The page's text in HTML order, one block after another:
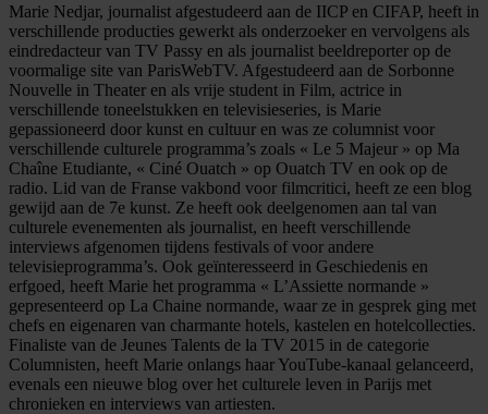
Marie Nedjar, journalist afgestudeerd aan de IICP en CIFAP, heeft in
verschillende producties gewerkt als onderzoeker en vervolgens als
eindredacteur van TV Passy en als journalist beeldreporter op de
voormalige site van ParisWebTV. Afgestudeerd aan de Sorbonne
Nouvelle in Theater en als vrije student in Film, actrice in
verschillende toneelstukken en televisieseries, is Marie
gepassioneerd door kunst en cultuur en was ze columnist voor
verschillende culturele programma’s zoals « Le 5 Majeur » op Ma
Chaîne Etudiante, « Ciné Ouatch » op Ouatch TV en ook op de
radio. Lid van de Franse vakbond voor filmcritici, heeft ze een blog
gewijd aan de 7e kunst. Ze heeft ook deelgenomen aan tal van
culturele evenementen als journalist, en heeft verschillende
interviews afgenomen tijdens festivals of voor andere
televisieprogramma’s. Ook geïnteresseerd in Geschiedenis en
erfgoed, heeft Marie het programma « L’Assiette normande »
gepresenteerd op La Chaine normande, waar ze in gesprek ging met
chefs en eigenaren van charmante hotels, kastelen en hotelcollecties.
Finaliste van de Jeunes Talents de la TV 2015 in de categorie
Columnisten, heeft Marie onlangs haar YouTube-kanaal gelanceerd,
evenals een nieuwe blog over het culturele leven in Parijs met
chronieken en interviews van artiesten.